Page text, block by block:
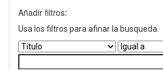
Añadir filtros:
Usa los filtros para afinar la busqueda.